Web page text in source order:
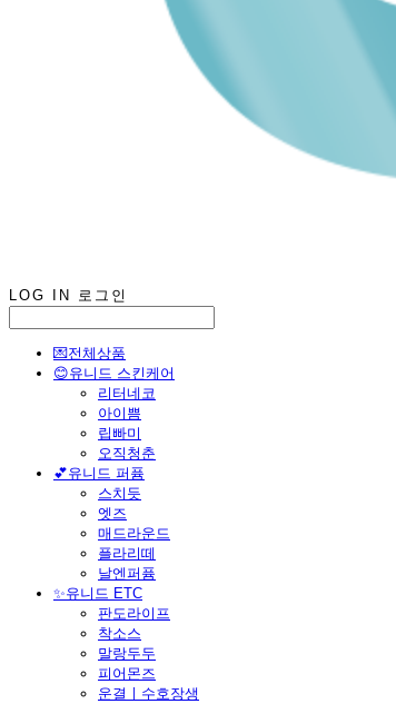
LOG IN 로그인
💌전체상품
😊유니드 스킨케어
리터네코
아이쁨
립빠미
오직청춘
💕유니드 퍼퓸
스치듯
엣즈
매드라운드
플라리떼
날엔퍼퓸
​✨유니드 ETC
판도라이프
착소스
말랑두두
피어몬즈
운결ㅣ수호장생